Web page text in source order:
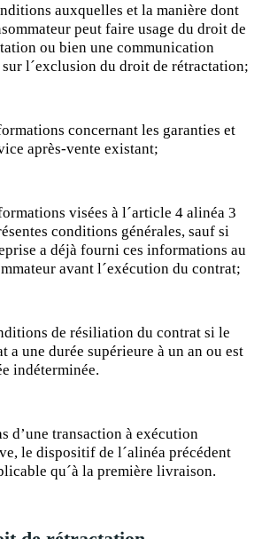
auxquelles et la manière dont
peut faire usage du droit de
ou bien une communication
l´exclusion du droit de rétractation;
concernant les garanties et
après-vente existant;
visées à l´article 4 alinéa 3
conditions générales, sauf si
a déjà fourni ces informations au
avant l´exécution du contrat;
de résiliation du contrat si le
a une durée supérieure à un an ou est
indéterminée.
d’une transaction à exécution
le dispositif de l´alinéa précédent
qu´à la première livraison.